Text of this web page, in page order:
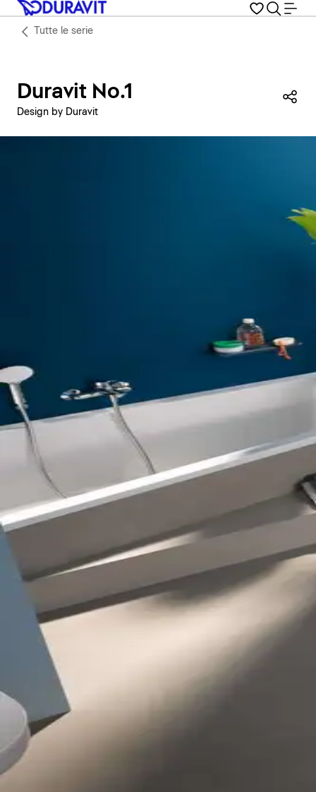
Tutte le serie
Duravit No.1
Design by Duravit